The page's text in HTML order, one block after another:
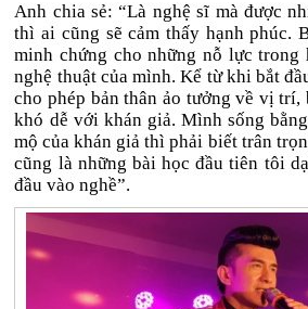
Anh chia sẻ: “Là nghệ sĩ mà được
thì ai cũng sẽ cảm thấy hạnh phúc.
minh chứng cho những nỗ lực trong
nghệ thuật của mình. Kể từ khi bắt
cho phép bản thân ảo tưởng về vị trí,
khó dễ với khán giả. Mình sống
mộ của khán giả thì phải biết trân
cũng là những bài học đầu tiên tôi
đầu vào nghề”.